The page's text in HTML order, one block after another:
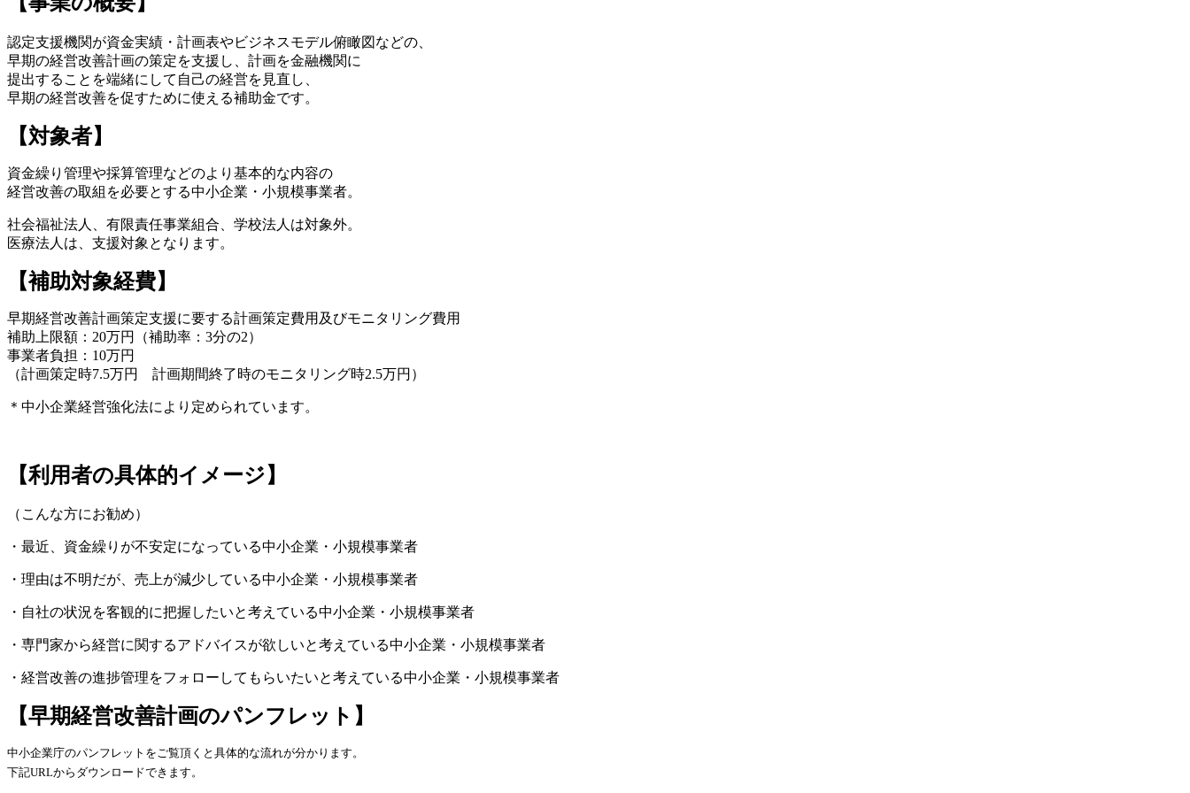
認定支援機関が資金実績・計画表やビジネスモデル俯瞰図などの、
早期の経営改善計画の策定を支援し、計画を金融機関に
提出することを端緒にして自己の経営を見直し、
早期の経営改善を促すために使える補助金です。
【対象者】
資金繰り管理や採算管理などのより基本的な内容の
経営改善の取組を必要とする中小企業・小規模事業者。
社会福祉法人、有限責任事業組合、学校法人は対象外。
医療法人は、支援対象となります。
【補助対象経費】
早期経営改善計画策定支援に要する計画策定費用及びモニタリング費用
補助上限額：20万円（補助率：3分の2）
事業者負担：10万円
（計画策定時7.5万円 計画期間終了時のモニタリング時2.5万円）
＊中小企業経営強化法により定められています。
【利用者の具体的イメージ】
（こんな方にお勧め）
・最近、資金繰りが不安定になっている中小企業・小規模事業者
・理由は不明だが、売上が減少している中小企業・小規模事業者
・自社の状況を客観的に把握したいと考えている中小企業・小規模事業者
・専門家から経営に関するアドバイスが欲しいと考えている中小企業・小規模事業者
・経営改善の進捗管理をフォローしてもらいたいと考えている中小企業・小規模事業者
【早期経営改善計画のパンフレット】
中小企業庁のパンフレットをご覧頂くと具体的な流れが分かります。
下記URLからダウンロードできます。